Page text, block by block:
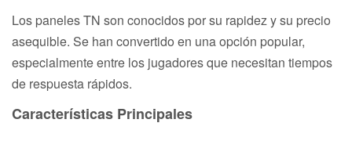
Los paneles TN son conocidos por su rapidez y su precio
asequible. Se han convertido en una opción popular,
especialmente entre los jugadores que necesitan tiempos
de respuesta rápidos.
Características Principales